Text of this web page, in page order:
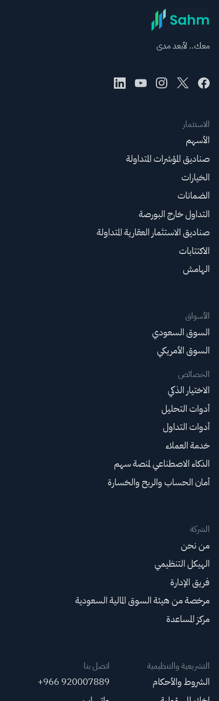
معك.. لأبعد مدى
الاستثمار
الأسهم
صناديق المؤشرات المتداولة
الخيارات
الضمانات
التداول خارج البورصة
صناديق الاستثمار العقارية المتداولة
الاكتتابات
الهامش
الأسواق
السوق السعودي
السوق الأمريكي
الخصائص
الاختيار الذكي
أدوات التحليل
أدوات التداول
خدمة العملاء
الذكاء الاصطناعي لمنصة سهم
أمان الحساب والربح والخسارة
الشركة
من نحن
الهيكل التنظيمي
فريق الإدارة
مرخصة من هيئة السوق المالية السعودية
مركز المساعدة
التشريعية والتنظيمية
الشروط والأحكام
اتصل بنا
+966 920007889